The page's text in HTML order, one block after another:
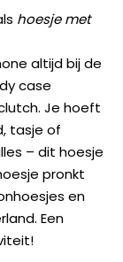
hoesje met
altijd bij de
case
Je hoeft
tasje of
– dit hoesje
pronkt
en
Een